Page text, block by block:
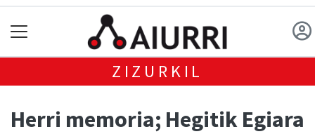
ZIZURKIL
Herri memoria; Hegitik Egiara